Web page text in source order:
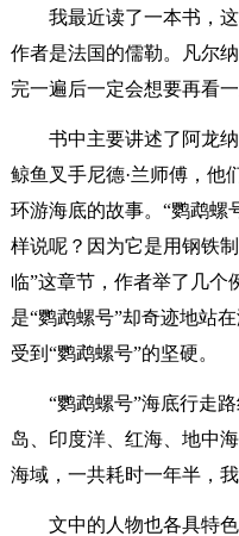
我最近读了一本书，
作者是法国的儒勒。凡尔
完一遍后一定会想要再看一
书中主要讲述了阿龙
鲸鱼叉手尼德·兰师傅，他
环游海底的故事。“鹦鹉螺
样说呢？因为它是用钢铁
临”这章节，作者举了几个
是“鹦鹉螺号”却奇迹地站
受到“鹦鹉螺号”的坚硬。
“鹦鹉螺号”海底行走
岛、印度洋、红海、地中
海域，一共耗时一年半，
文中的人物也各具特